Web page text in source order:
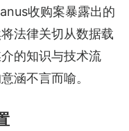
收购案暴露出的
法律关切从数据载
的知识与技术流
涵不言而喻。